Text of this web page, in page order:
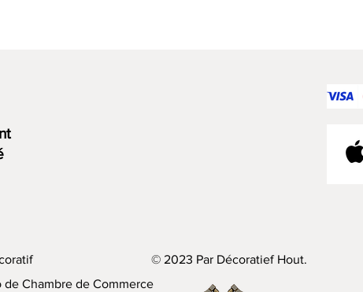
© 2023 Par Décoratief Hout.
de Chambre de Commerce